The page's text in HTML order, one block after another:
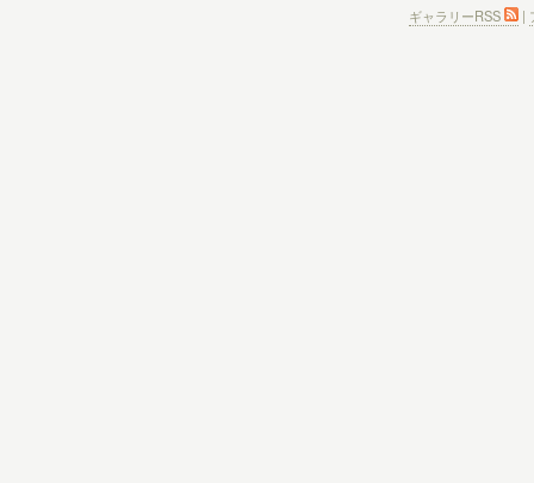
ギャラリーRSS |